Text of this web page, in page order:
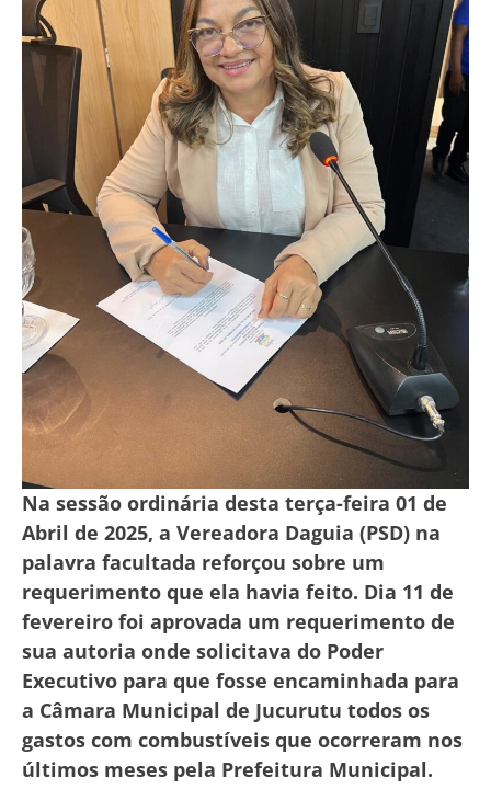
Na sessão ordinária desta terça-feira 01 de
Abril de 2025, a Vereadora Daguia (PSD) na
palavra facultada reforçou sobre um
requerimento que ela havia feito. Dia 11 de
fevereiro foi aprovada um requerimento de
sua autoria onde solicitava do Poder
Executivo para que fosse encaminhada para
a Câmara Municipal de Jucurutu todos os
gastos com combustíveis que ocorreram nos
últimos meses pela Prefeitura Municipal.